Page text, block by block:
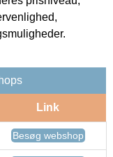
Link
Besøg webshop